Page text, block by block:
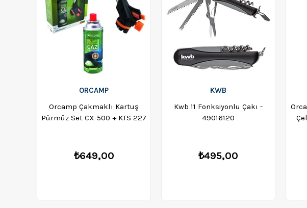
ORCAMP
Orcamp Çakmaklı Kartuş
Pürmüz Set CX-500 + KTS 227
₺649,00
KWB
Kwb 11 Fonksiyonlu Çakı -
49016120
₺495,00